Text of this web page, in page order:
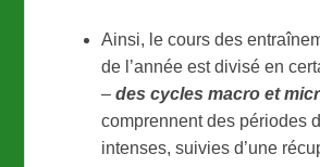
Ainsi, le cours des
de l’année est divisé en
–des cycles macro et
comprennent des périodes
intenses, suivies d’une